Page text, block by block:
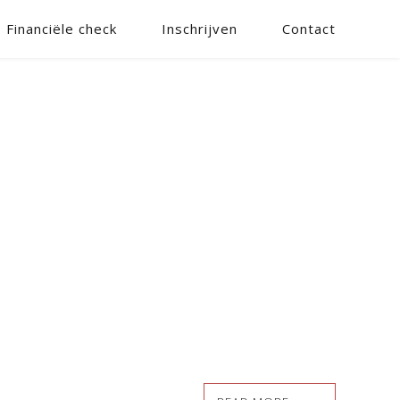
Financiële check Inschrijven Contact